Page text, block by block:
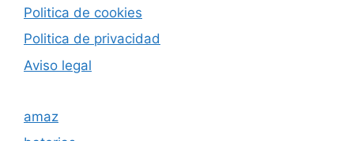
Politica de cookies
Politica de privacidad
Aviso legal
amaz